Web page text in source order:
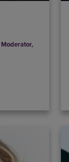
Moderator,